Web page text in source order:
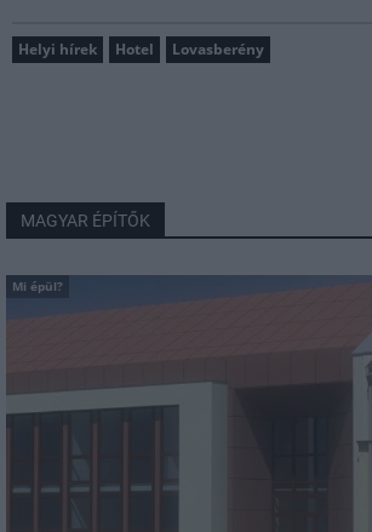
Helyi hírek Hotel Lovasberény
MAGYAR ÉPÍTŐK
Mi épül?